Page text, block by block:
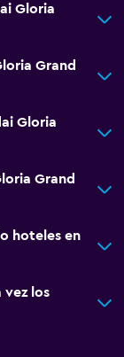
Gloria
Grand
Gloria
Grand
hoteles en
vez los